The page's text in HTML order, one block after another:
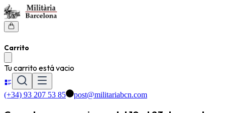
Carrito
Tu carrito está vacio
(+34) 93 207 53 85 post@militariabcn.com